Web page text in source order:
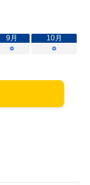
9月 10月
○ ○